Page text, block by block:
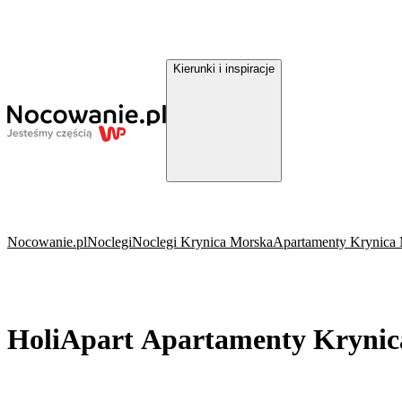
Kierunki i inspiracje
Nocowanie.plNoclegiNoclegi Krynica MorskaApartamenty Krynica
HoliApart Apartamenty